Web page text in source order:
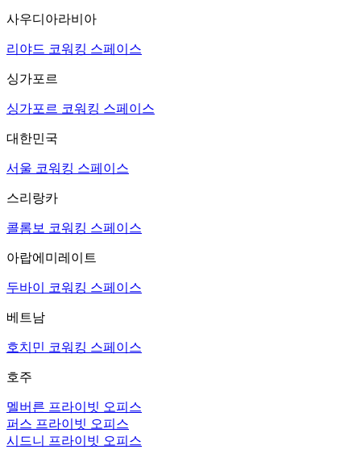
사우디아라비아
리야드 코워킹 스페이스
싱가포르
싱가포르 코워킹 스페이스
대한민국
서울 코워킹 스페이스
스리랑카
콜롬보 코워킹 스페이스
아랍에미레이트
두바이 코워킹 스페이스
베트남
호치민 코워킹 스페이스
호주
멜버른 프라이빗 오피스
퍼스 프라이빗 오피스
시드니 프라이빗 오피스